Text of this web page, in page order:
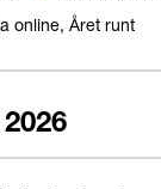
online, Året runt